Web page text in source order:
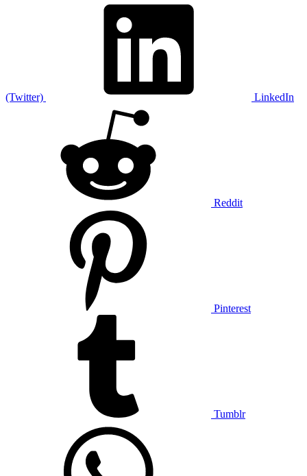
(Twitter) LinkedIn
Reddit
Pinterest
Tumblr